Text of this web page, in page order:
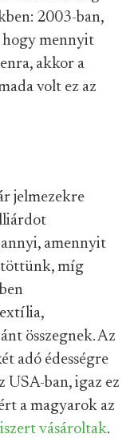
2003-ban,
hogy mennyit
akkor a
volt ez az
jelmezekre
amennyit
míg
összegnek. Az
adó édességre
USA-ban, igaz ez
a magyarok az
vásároltak.